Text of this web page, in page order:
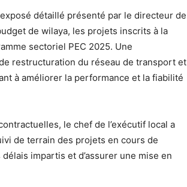
détaillé présenté par le directeur de
de wilaya, les projets inscrits à la
sectoriel PEC 2025. Une
restructuration du réseau de transport et
à améliorer la performance et la fiabilité
le chef de l’exécutif local a
de terrain des projets en cours de
impartis et d’assurer une mise en